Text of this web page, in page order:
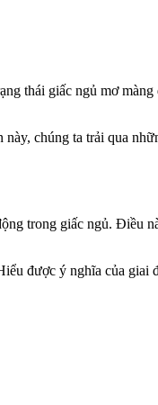
thái giấc ngủ mơ
chúng ta trải qua
trong giấc ngủ. Điều
được ý nghĩa của giai